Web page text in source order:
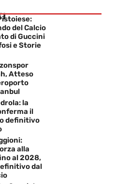
del Calcio
di Guccini
e Storie
Atteso
la
il
definitivo
alla
al 2028,
dal